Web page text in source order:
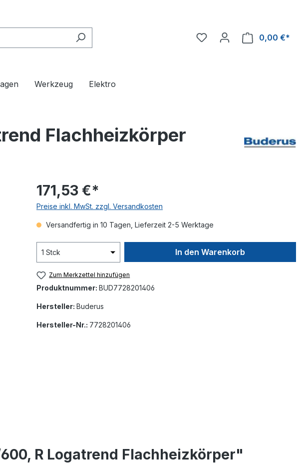
0,00 €*
Werkzeug Elektro
Flachheizkörper
171,53 €*
Preise inkl. MwSt. zzgl. Versandkosten
Versandfertig in 10 Tagen, Lieferzeit 2-5 Werktage
In den Warenkorb
Zum Merkzettel hinzufügen
Produktnummer: BUD7728201406
Hersteller: Buderus
Hersteller-Nr.: 7728201406
R Logatrend Flachheizkörper"